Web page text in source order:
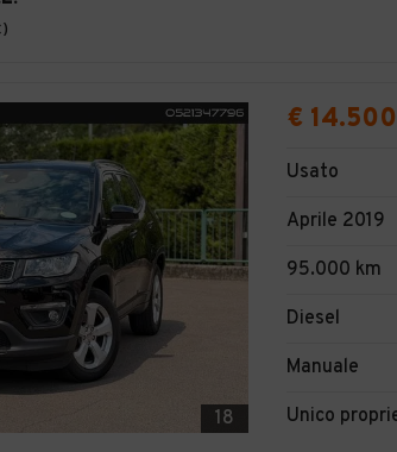
18
€ 14.500
Usato
Aprile 2019
95.000 km
Diesel
Manuale
Unico